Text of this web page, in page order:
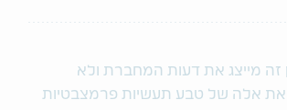
זה מייצג את דעות המחברת ולא
אלה של טבע תעשיות פרמצבטיות